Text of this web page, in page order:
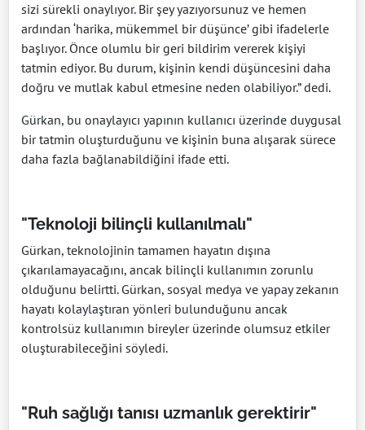
sizi sürekli onaylıyor. Bir şey yazıyorsunuz ve hemen
ardından ‘harika, mükemmel bir düşünce’ gibi ifadelerle
başlıyor. Önce olumlu bir geri bildirim vererek kişiyi
tatmin ediyor. Bu durum, kişinin kendi düşüncesini daha
doğru ve mutlak kabul etmesine neden olabiliyor.” dedi.
Gürkan, bu onaylayıcı yapının kullanıcı üzerinde duygusal
bir tatmin oluşturduğunu ve kişinin buna alışarak sürece
daha fazla bağlanabildiğini ifade etti.
"Teknoloji bilinçli kullanılmalı"
Gürkan, teknolojinin tamamen hayatın dışına
çıkarılamayacağını, ancak bilinçli kullanımın zorunlu
olduğunu belirtti. Gürkan, sosyal medya ve yapay zekanın
hayatı kolaylaştıran yönleri bulunduğunu ancak
kontrolsüz kullanımın bireyler üzerinde olumsuz etkiler
oluşturabileceğini söyledi.
"Ruh sağlığı tanısı uzmanlık gerektirir"